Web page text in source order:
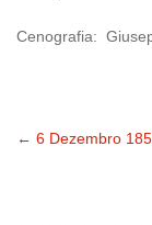
Cenografia:
← 6 Dezembro